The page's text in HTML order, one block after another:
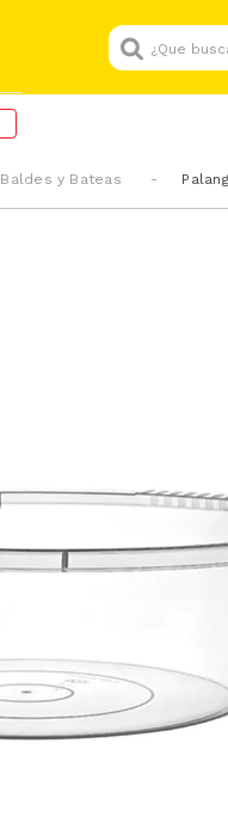
¿Que buscas
Baldes y Bateas